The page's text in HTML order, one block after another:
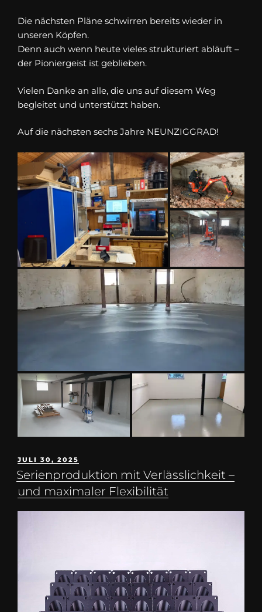
Die nächsten Pläne schwirren bereits wieder in
unseren Köpfen.
Denn auch wenn heute vieles strukturiert abläuft –
der Pioniergeist ist geblieben.
Vielen Danke an alle, die uns auf diesem Weg
begleitet und unterstützt haben.
Auf die nächsten sechs Jahre NEUNZIGGRAD!
JULI 30, 2025
Serienproduktion mit Verlässlichkeit –
und maximaler Flexibilität